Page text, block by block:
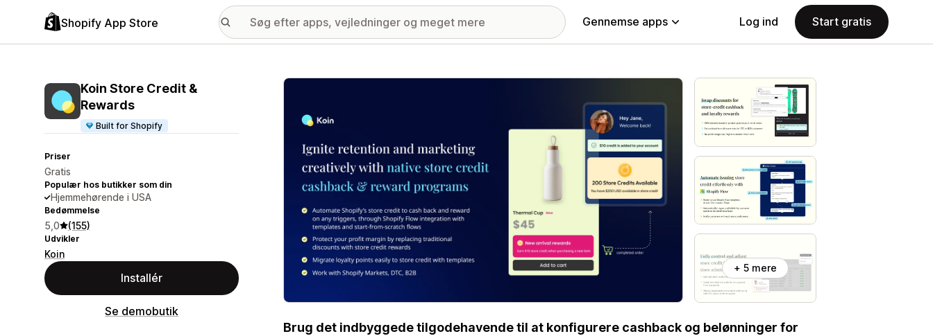
Shopify App Store Gennemse apps Log ind Start gratis
Koin Store Credit &
Rewards
Built for Shopify
Priser
Gratis
Populær hos butikker som din
Hjemmehørende i USA
Bedømmelse
5,0 (155)
Udvikler
Koin
Installér
Se demobutik
Galleri med udvalgte billeder
+ 5 mere
Brug det indbyggede tilgodehavende til at konfigurere cashback og belønninger for